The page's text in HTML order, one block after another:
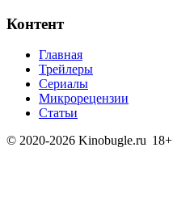
Контент
Главная
Трейлеры
Сериалы
Микрорецензии
Статьи
© 2020-2026 Kinobugle.ru 18+